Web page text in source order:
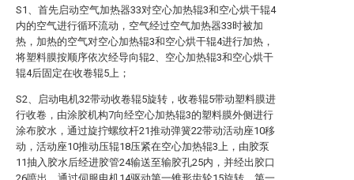
S1、首先启动空气加热器33对空心加热辊3和空心烘干辊4
内的空气进行循环流动，空气经过空气加热器33时被加
热，加热的空气对空心加热辊3和空心烘干辊4进行加热，
将塑料膜按顺序依次经导向辊2、空心加热辊3和空心烘干
辊4后固定在收卷辊5上；
S2、启动电机32带动收卷辊5旋转，收卷辊5带动塑料膜进
行收卷，由涂胶机构7向经空心加热辊3的塑料膜外侧进行
涂布胶水，通过旋拧螺纹杆21推动弹簧22带动活动座10移
动，活动座10推动压辊18压紧在空心加热辊3上，由胶泵
11抽入胶水后经进胶管24输送至输胶孔25内，并经出胶口